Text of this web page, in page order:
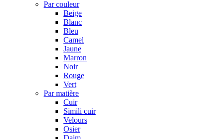
Par couleur
Beige
Blanc
Bleu
Camel
Jaune
Marron
Noir
Rouge
Vert
Par matière
Cuir
Simili cuir
Velours
Osier